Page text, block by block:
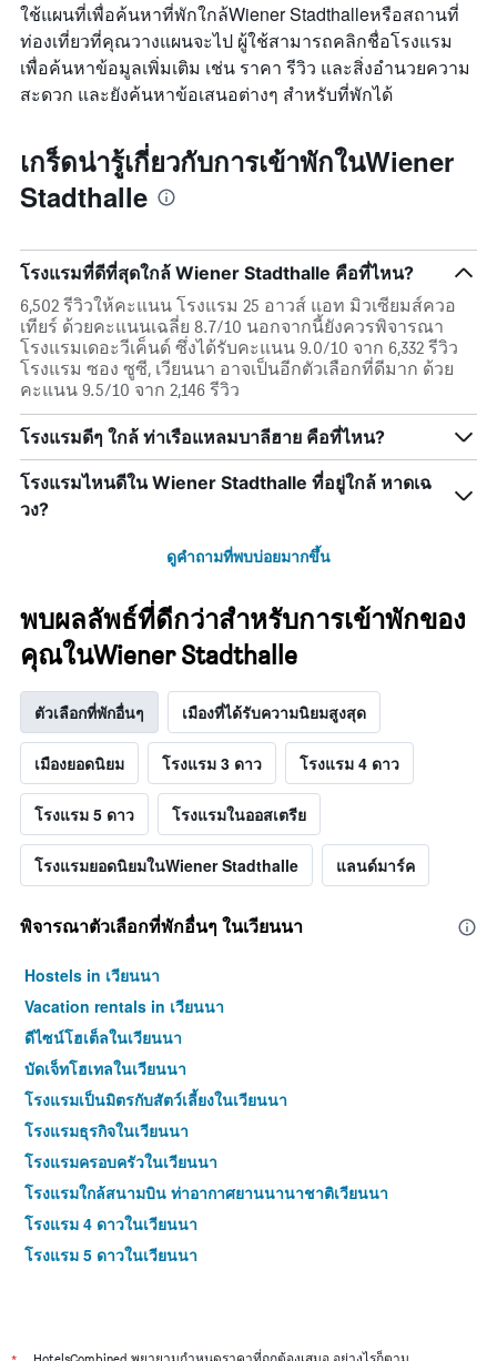
ใช้แผนที่เพื่อค้นหาที่พักใกล้Wiener Stadthalleหรือสถานที่
ท่องเที่ยวที่คุณวางแผนจะไป ผู้ใช้สามารถคลิกชื่อโรงแรม
เพื่อค้นหาข้อมูลเพิ่มเติม เช่น ราคา รีวิว และสิ่งอำนวยความ
สะดวก และยังค้นหาข้อเสนอต่างๆ สำหรับที่พักได้
เกร็ดน่ารู้เกี่ยวกับการเข้าพักในWiener
Stadthalle
โรงแรมที่ดีที่สุดใกล้ Wiener Stadthalle คือที่ไหน?
6,502 รีวิวให้คะแนน โรงแรม 25 อาวส์ แอท มิวเซียมส์ควอ
เทียร์ ด้วยคะแนนเฉลี่ย 8.7/10 นอกจากนี้ยังควรพิจารณา
โรงแรมเดอะวีเค็นด์ ซึ่งได้รับคะแนน 9.0/10 จาก 6,332 รีวิว
โรงแรม ซอง ซูซี, เวียนนา อาจเป็นอีกตัวเลือกที่ดีมาก ด้วย
คะแนน 9.5/10 จาก 2,146 รีวิว
โรงแรมดีๆ ใกล้ ท่าเรือแหลมบาลีฮาย คือที่ไหน?
โรงแรมไหนดีใน Wiener Stadthalle ที่อยู่ใกล้ หาดเฉ
วง?
ดูคำถามที่พบบ่อยมากขึ้น
พบผลลัพธ์ที่ดีกว่าสำหรับการเข้าพักของ
คุณในWiener Stadthalle
ตัวเลือกที่พักอื่นๆ เมืองที่ได้รับความนิยมสูงสุด
เมืองยอดนิยม โรงแรม 3 ดาว โรงแรม 4 ดาว
โรงแรม 5 ดาว โรงแรมในออสเตรีย
โรงแรมยอดนิยมในWiener Stadthalle แลนด์มาร์ค
พิจารณาตัวเลือกที่พักอื่นๆ ในเวียนนา
Hostels in เวียนนา
Vacation rentals in เวียนนา
ดีไซน์โฮเต็ลในเวียนนา
บัดเจ็ทโฮเทลในเวียนนา
โรงแรมเป็นมิตรกับสัตว์เลี้ยงในเวียนนา
โรงแรมธุรกิจในเวียนนา
โรงแรมครอบครัวในเวียนนา
โรงแรมใกล้สนามบิน ท่าอากาศยานนานาชาติเวียนนา
โรงแรม 4 ดาวในเวียนนา
โรงแรม 5 ดาวในเวียนนา